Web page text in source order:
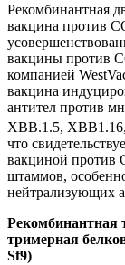
Рекомбинантная
вакцина против
вакцины против
компанией
вакцина
антител против
XBB.1.5,
что
вакциной против
штаммов,
нейтрализующих
Рекомбинантная
тримерная
Sf9)